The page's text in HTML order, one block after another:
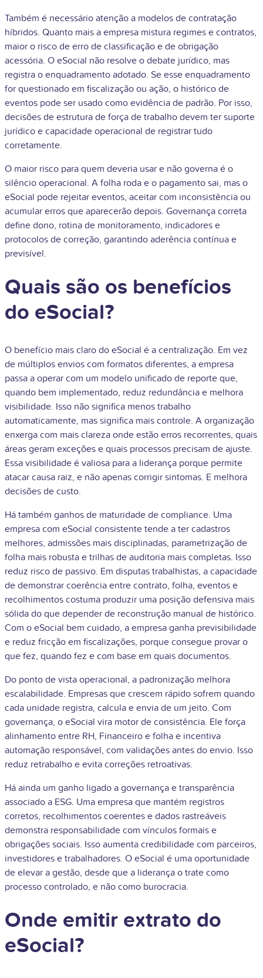
Também é necessário atenção a modelos de contratação
híbridos. Quanto mais a empresa mistura regimes e contratos,
maior o risco de erro de classificação e de obrigação
acessória. O eSocial não resolve o debate jurídico, mas
registra o enquadramento adotado. Se esse enquadramento
for questionado em fiscalização ou ação, o histórico de
eventos pode ser usado como evidência de padrão. Por isso,
decisões de estrutura de força de trabalho devem ter suporte
jurídico e capacidade operacional de registrar tudo
corretamente.
O maior risco para quem deveria usar e não governa é o
silêncio operacional. A folha roda e o pagamento sai, mas o
eSocial pode rejeitar eventos, aceitar com inconsistência ou
acumular erros que aparecerão depois. Governança correta
define dono, rotina de monitoramento, indicadores e
protocolos de correção, garantindo aderência contínua e
previsível.
Quais são os benefícios
do eSocial?
O benefício mais claro do eSocial é a centralização. Em vez
de múltiplos envios com formatos diferentes, a empresa
passa a operar com um modelo unificado de reporte que,
quando bem implementado, reduz redundância e melhora
visibilidade. Isso não significa menos trabalho
automaticamente, mas significa mais controle. A organização
enxerga com mais clareza onde estão erros recorrentes, quais
áreas geram exceções e quais processos precisam de ajuste.
Essa visibilidade é valiosa para a liderança porque permite
atacar causa raiz, e não apenas corrigir sintomas. E melhora
decisões de custo.
Há também ganhos de maturidade de compliance. Uma
empresa com eSocial consistente tende a ter cadastros
melhores, admissões mais disciplinadas, parametrização de
folha mais robusta e trilhas de auditoria mais completas. Isso
reduz risco de passivo. Em disputas trabalhistas, a capacidade
de demonstrar coerência entre contrato, folha, eventos e
recolhimentos costuma produzir uma posição defensiva mais
sólida do que depender de reconstrução manual de histórico.
Com o eSocial bem cuidado, a empresa ganha previsibilidade
e reduz fricção em fiscalizações, porque consegue provar o
que fez, quando fez e com base em quais documentos.
Do ponto de vista operacional, a padronização melhora
escalabilidade. Empresas que crescem rápido sofrem quando
cada unidade registra, calcula e envia de um jeito. Com
governança, o eSocial vira motor de consistência. Ele força
alinhamento entre RH, Financeiro e folha e incentiva
automação responsável, com validações antes do envio. Isso
reduz retrabalho e evita correções retroativas.
Há ainda um ganho ligado a governança e transparência
associado a ESG. Uma empresa que mantém registros
corretos, recolhimentos coerentes e dados rastreáveis
demonstra responsabilidade com vínculos formais e
obrigações sociais. Isso aumenta credibilidade com parceiros,
investidores e trabalhadores. O eSocial é uma oportunidade
de elevar a gestão, desde que a liderança o trate como
processo controlado, e não como burocracia.
Onde emitir extrato do
eSocial?